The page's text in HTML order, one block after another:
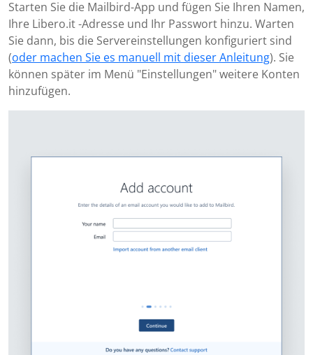
Starten Sie die Mailbird-App und fügen Sie Ihren Namen,
Ihre Libero.it -Adresse und Ihr Passwort hinzu. Warten
Sie dann, bis die Servereinstellungen konfiguriert sind
(oder machen Sie es manuell mit dieser Anleitung). Sie
können später im Menü "Einstellungen" weitere Konten
hinzufügen.